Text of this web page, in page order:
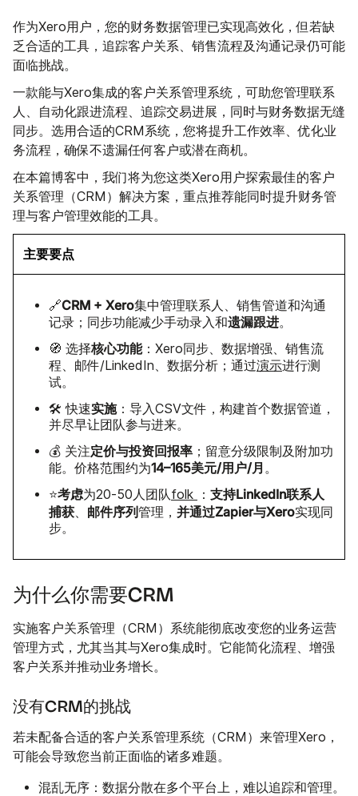
作为Xero用户，您的财务数据管理已实现高效化，但若缺
乏合适的工具，追踪客户关系、销售流程及沟通记录仍可能
面临挑战。
一款能与Xero集成的客户关系管理系统，可助您管理联系
人、自动化跟进流程、追踪交易进展，同时与财务数据无缝
同步。选用合适的CRM系统，您将提升工作效率、优化业
务流程，确保不遗漏任何客户或潜在商机。
在本篇博客中，我们将为您这类Xero用户探索最佳的客户
关系管理（CRM）解决方案，重点推荐能同时提升财务管
理与客户管理效能的工具。
主要要点
🔗CRM + Xero集中管理联系人、销售管道和沟通
记录；同步功能减少手动录入和遗漏跟进。
🧭 选择核心功能：Xero同步、数据增强、销售流
程、邮件/LinkedIn、数据分析；通过演示进行测
试。
🛠 快速实施：导入CSV文件，构建首个数据管道，
并尽早让团队参与进来。
💰 关注定价与投资回报率 ；留意分级限制及附加功
能。价格范围约为14–165美元/用户/月 。
⭐考虑为20-50人团队folk ： 支持LinkedIn联系人
捕获
邮件序列管理， 并通过Zapier与Xero实现同
步。
为什么你需要CRM
实施客户关系管理（CRM）系统能彻底改变您的业务运营
管理方式，尤其当其与Xero集成时。它能简化流程、增强
客户关系并推动业务增长。
没有CRM的挑战
若未配备合适的客户关系管理系统（CRM）来管理Xero，
可能会导致您当前正面临的诸多难题。
混乱无序： 数据分散在多个平台上，难以追踪和管理。